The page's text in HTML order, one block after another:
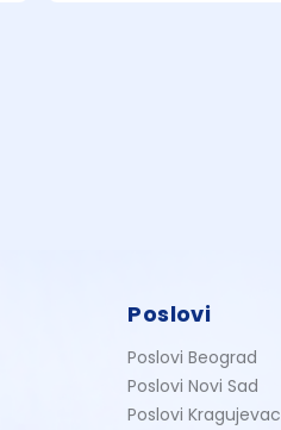
Poslovi
Poslovi Beograd
Poslovi Novi Sad
Poslovi Kragujevac